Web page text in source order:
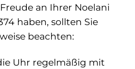
an Ihrer Noelani
haben, sollten Sie
beachten:
Uhr regelmäßig mit